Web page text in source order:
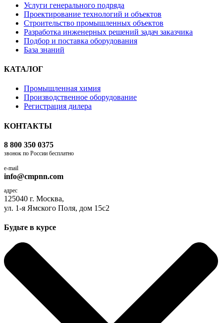
Услуги генерального подряда
Проектирование технологий и объектов
Строительство промышленных объектов
Разработка инженерных решений задач заказчика
Подбор и поставка оборудования
База знаний
КАТАЛОГ
Промышленная химия
Производственное оборудование
Регистрация дилера
КОНТАКТЫ
8 800 350 0375
звонок по России бесплатно
e-mail
info@cmpnn.com
адрес
125040 г. Москва,
ул. 1-я Ямского Поля, дом 15с2
Будьте в курсе